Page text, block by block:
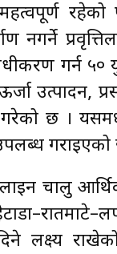
महत्वपूर्ण
नगर्ने
गर्न ५०
उत्पादन,
छ ।
गराइएको
चालु
लक्ष्य